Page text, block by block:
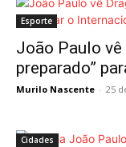
Esporte
João Paulo vê
preparado”
Murilo Nascente - 25
Cidades